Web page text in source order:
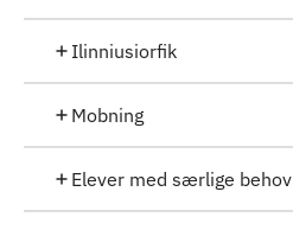
Ilinniusiorfik
Mobning
Elever med særlige behov